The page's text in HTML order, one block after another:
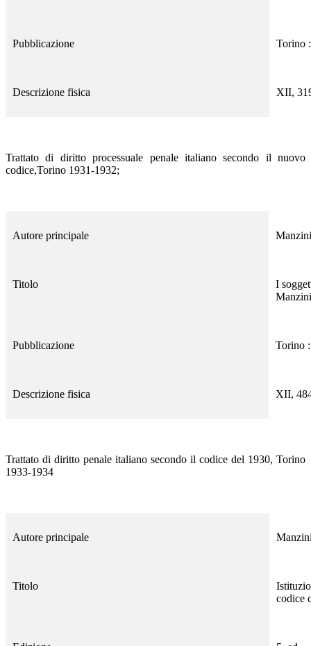
Pubblicazione Torino
Descrizione fisica XII,
Trattato di diritto processuale penale italiano secondo il nuovo
codice,Torino 1931-1932;
Autore principale
Titolo
I
Manzini
Pubblicazione Torino
Descrizione fisica XII,
Trattato di diritto penale italiano secondo il codice del 1930, Torino
1933-1934
Autore principale
Titolo
codice